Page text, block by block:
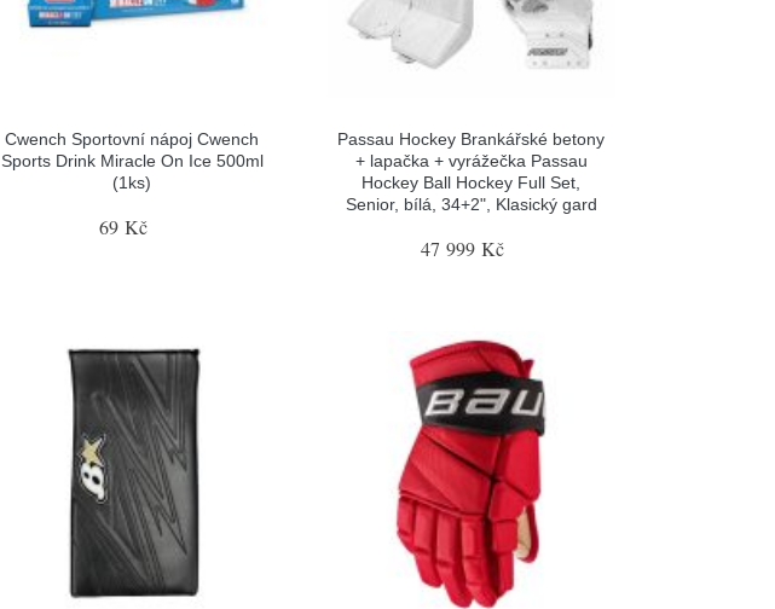
Cwench Sportovní nápoj Cwench
Sports Drink Miracle On Ice 500ml
(1ks)
69 Kč
Passau Hockey Brankářské betony
+ lapačka + vyrážečka Passau
Hockey Ball Hockey Full Set,
Senior, bílá, 34+2", Klasický gard
47 999 Kč